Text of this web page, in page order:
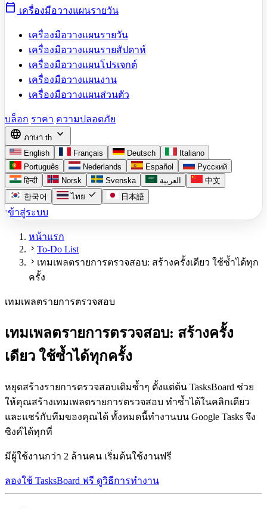
calendar_today เครื่องมือวางแผนรายวัน
เครื่องมือวางแผนรายวัน
เครื่องมือวางแผนรายสัปดาห์
เครื่องมือวางแผนโปรเจกต์
เครื่องมือวางแผนงาน
เครื่องมือวางแผนส่วนตัว
บล็อก ราคา ความปลอดภัย
language ภาษา th expand_more
English Français Deutsch
Italiano
Português
Nederlands Español
Русский
हिन्दी
Norsk Svenska العربية
中文
한국어
ไทย check 日本語
เข้าสู่ระบบ
หน้าแรก
chevron_right To-Do List
chevron_right เทมเพลตรายการตรวจสอบ: สร้างครั้งเดียว ใช้ซ้ำได้ทุก
ครั้ง
เทมเพลตรายการตรวจสอบ
เทมเพลตรายการตรวจสอบ: สร้างครั้ง
เดียว ใช้ซ้ำได้ทุกครั้ง
หยุดสร้างรายการตรวจสอบเดิมซ้ำๆ ตั้งแต่ต้น TasksBoard ช่วย
ให้คุณสร้างเทมเพลตรายการตรวจสอบ ทำซ้ำได้ในคลิกเดียว
และแชร์กับทีมของคุณได้ ทั้งหมดนี้ทำงานบน Google Tasks จึง
ซิงค์ได้ทุกที่
มีผู้ใช้งานกว่า 2 ล้านคน เริ่มต้นใช้งานฟรี
ลองใช้ TasksBoard ฟรี ดูวิธีการทำงาน